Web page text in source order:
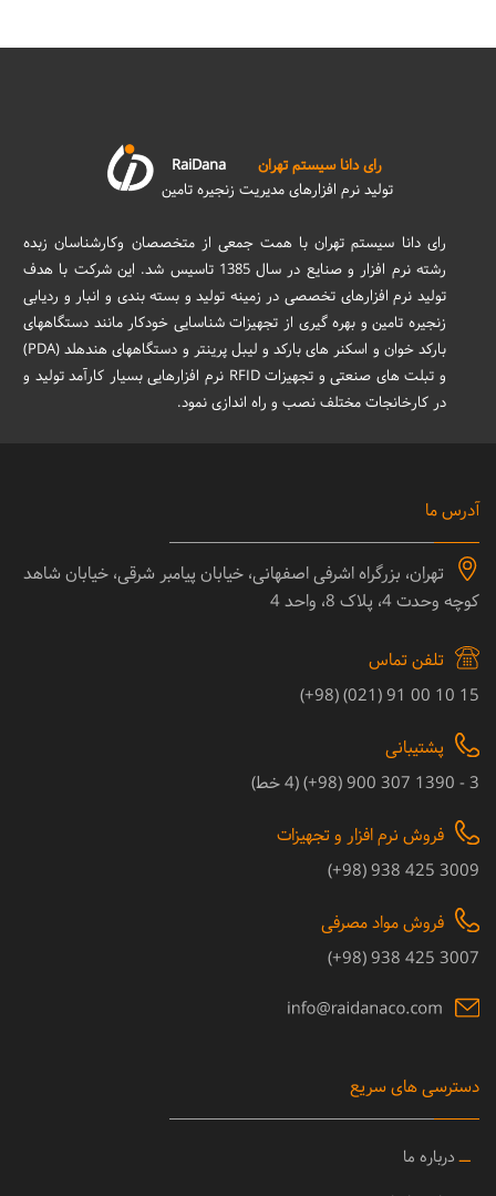
رای دانا سیستم تهران
RaiDana
تولید نرم افزارهای مدیریت زنجیره تامین
رای دانا سیستم تهران با همت جمعی از متخصصان وکارشناسان زبده
رشته نرم افزار و صنایع در سال 1385 تاسیس شد. این شرکت با هدف
تولید نرم افزارهای تخصصی در زمینه تولید و بسته بندی و انبار و ردیابی
زنجیره تامین و بهره گیری از تجهیزات شناسایی خودکار مانند دستگاههای
بارکد خوان و اسکنر های بارکد و لیبل پرینتر و دستگاههای هندهلد (PDA)
و تبلت های صنعتی و تجهیزات RFID نرم افزارهایی بسیار کارآمد تولید و
در کارخانجات مختلف نصب و راه اندازی نمود.
آدرس ما
تهران، بزرگراه اشرفی اصفهانی، خیابان پیامبر شرقی، خیابان شاهد
کوچه وحدت 4، پلاک 8، واحد 4
تلفن تماس
15 10 00 91 (021) (98+)
پشتیبانی
3 - 1390 307 900 (98+) (4 خط)
فروش نرم افزار و تجهیزات
3009 425 938 (98+)
فروش مواد مصرفی
3007 425 938 (98+)
دسترسی های سریع
ــ درباره ما